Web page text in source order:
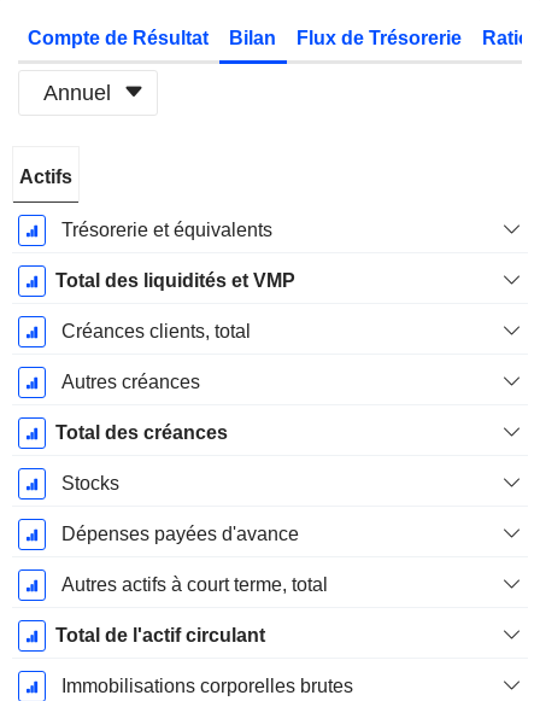
Compte de Résultat Bilan Flux de Trésorerie
Annuel
Fiscale:
Décembre
Actifs
Trésorerie et équivalents
Total des liquidités et VMP
Créances clients, total
Autres créances
Total des créances
Stocks
Dépenses payées d'avance
Autres actifs à court terme, total
Total de l'actif circulant
Immobilisations corporelles brutes